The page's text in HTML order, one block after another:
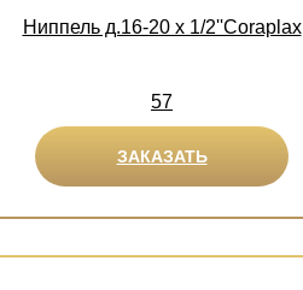
Ниппель д.16-20 х 1/2''Coraplax
57
ЗАКАЗАТЬ